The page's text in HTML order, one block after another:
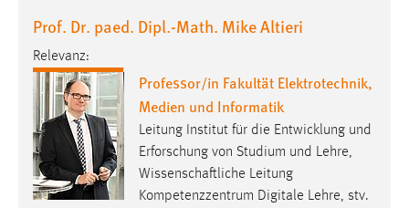
Prof. Dr. paed. Dipl.-Math. Mike Altieri
Relevanz:
Professor/in Fakultät Elektrotechnik,
Medien und Informatik
Leitung Institut für die Entwicklung und
Erforschung von Studium und Lehre,
Wissenschaftliche Leitung
Kompetenzzentrum Digitale Lehre, stv.